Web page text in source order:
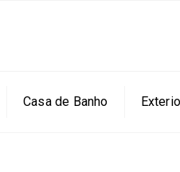
Casa de Banho